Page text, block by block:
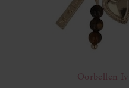
Oorbellen